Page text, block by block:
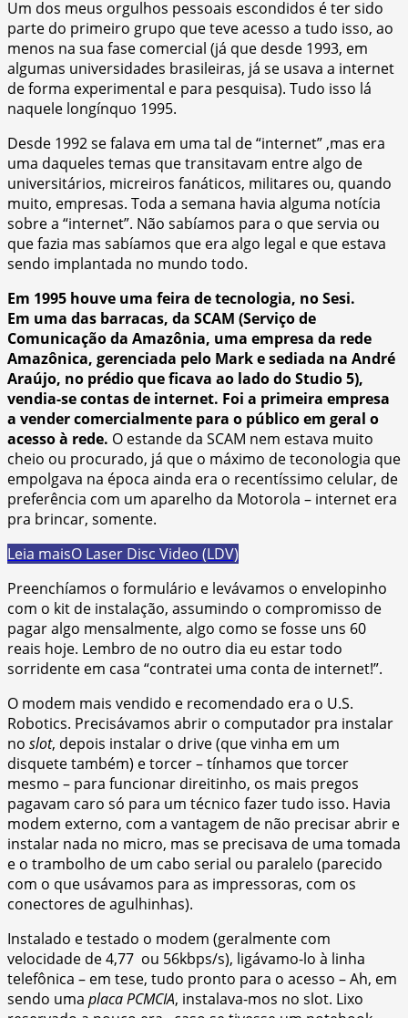
Um dos meus orgulhos pessoais escondidos é ter sido
parte do primeiro grupo que teve acesso a tudo isso, ao
menos na sua fase comercial (já que desde 1993, em
algumas universidades brasileiras, já se usava a internet
de forma experimental e para pesquisa). Tudo isso lá
naquele longínquo 1995.
Desde 1992 se falava em uma tal de “internet” ,mas era
uma daqueles temas que transitavam entre algo de
universitários, micreiros fanáticos, militares ou, quando
muito, empresas. Toda a semana havia alguma notícia
sobre a “internet”. Não sabíamos para o que servia ou
que fazia mas sabíamos que era algo legal e que estava
sendo implantada no mundo todo.
Em 1995 houve uma feira de tecnologia, no Sesi.
Em uma das barracas, da SCAM (Serviço de
Comunicação da Amazônia, uma empresa da rede
Amazônica, gerenciada pelo Mark e sediada na André
Araújo, no prédio que ficava ao lado do Studio 5),
vendia-se contas de internet. Foi a primeira empresa
a vender comercialmente para o público em geral o
acesso à rede. O estande da SCAM nem estava muito
cheio ou procurado, já que o máximo de teconologia que
empolgava na época ainda era o recentíssimo celular, de
preferência com um aparelho da Motorola – internet era
pra brincar, somente.
Leia maisO Laser Disc Video (LDV)
Preenchíamos o formulário e levávamos o envelopinho
com o kit de instalação, assumindo o compromisso de
pagar algo mensalmente, algo como se fosse uns 60
reais hoje. Lembro de no outro dia eu estar todo
sorridente em casa “contratei uma conta de internet!”.
O modem mais vendido e recomendado era o U.S.
Robotics. Precisávamos abrir o computador pra instalar
no slot, depois instalar o drive (que vinha em um
disquete também) e torcer – tínhamos que torcer
mesmo – para funcionar direitinho, os mais pregos
pagavam caro só para um técnico fazer tudo isso. Havia
modem externo, com a vantagem de não precisar abrir e
instalar nada no micro, mas se precisava de uma tomada
e o trambolho de um cabo serial ou paralelo (parecido
com o que usávamos para as impressoras, com os
conectores de agulhinhas).
Instalado e testado o modem (geralmente com
velocidade de 4,77 ou 56kbps/s), ligávamo-lo à linha
telefônica – em tese, tudo pronto para o acesso – Ah, em
sendo uma placa PCMCIA, instalava-mos no slot. Lixo